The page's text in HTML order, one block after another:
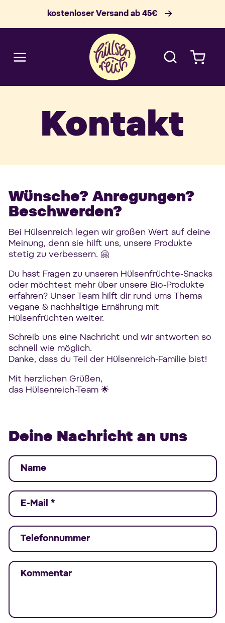
kostenloser Versand ab 45€
Warenkorb
Kontakt
Wünsche? Anregungen?
Beschwerden?
Bei Hülsenreich legen wir großen Wert auf deine
Meinung, denn sie hilft uns, unsere Produkte
stetig zu verbessern. 🤗
Du hast Fragen zu unseren Hülsenfrüchte-Snacks
oder möchtest mehr über unsere Bio-Produkte
erfahren? Unser Team hilft dir rund ums Thema
vegane & nachhaltige Ernährung mit
Hülsenfrüchten weiter.
Schreib uns eine Nachricht und wir antworten so
schnell wie möglich.
Danke, dass du Teil der Hülsenreich-Familie bist!
Mit herzlichen Grüßen,
das Hülsenreich-Team 🌟
Deine Nachricht an uns
Name
E-Mail *
Telefonnummer
Kommentar